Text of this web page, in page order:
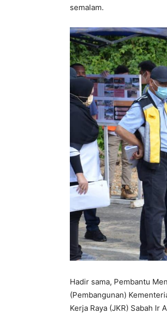
semalam.
Hadir sama, Pembantu
(Pembangunan)
Kerja Raya (JKR) Sabah Ir